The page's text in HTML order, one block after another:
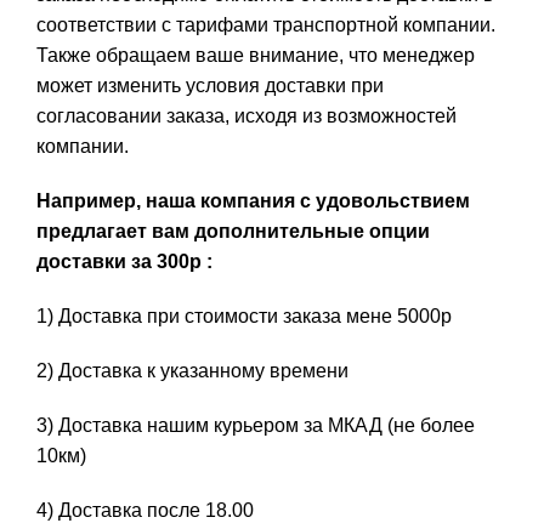
соответствии с тарифами транспортной компании.
Также обращаем ваше внимание, что менеджер
может изменить условия доставки при
согласовании заказа, исходя из возможностей
компании.
Например, наша компания с удовольствием
предлагает вам дополнительные опции
доставки за 300р :
1) Доставка при стоимости заказа мене 5000р
2) Доставка к указанному времени
3) Доставка нашим курьером за МКАД (не более
10км)
4) Доставка после 18.00